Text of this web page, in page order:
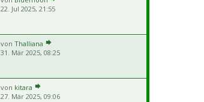
22. Jul 2025, 21:55
von Thalliana
31. Mär 2025, 08:25
von kitara
27. Mär 2025, 09:06